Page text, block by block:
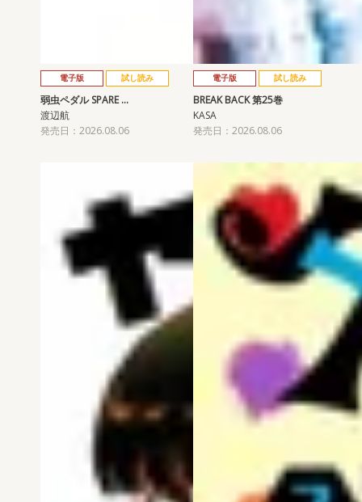
電子版 試し読み
弱虫ペダル SPARE …
渡辺航
発売日：2026.08.06
電子版 試し読み
BREAK BACK 第25巻
KASA
発売日：2026.08.06